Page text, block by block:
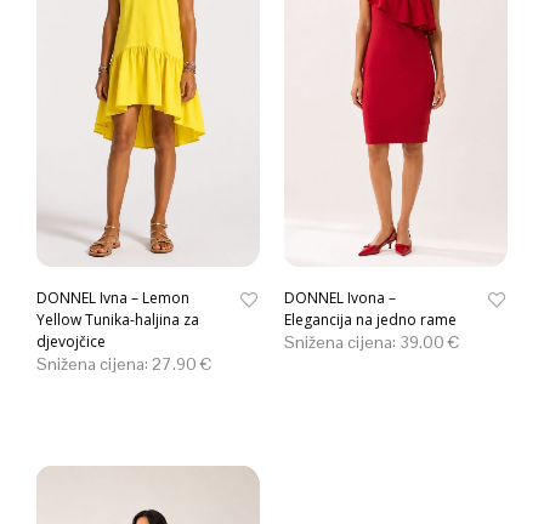
DONNEL Ivna – Lemon
Yellow Tunika-haljina za
djevojčice
Snižena cijena: 27.90€
DONNEL Ivona –
Elegancija na jedno rame
Snižena cijena: 39.00€